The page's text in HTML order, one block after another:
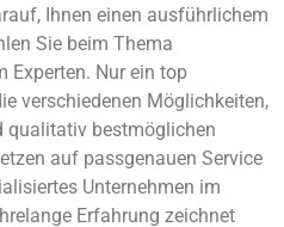
Ihnen einen ausführlichem
Sie beim Thema
Experten. Nur ein top
verschiedenen Möglichkeiten,
qualitativ bestmöglichen
auf passgenauen Service
Unternehmen im
Erfahrung zeichnet